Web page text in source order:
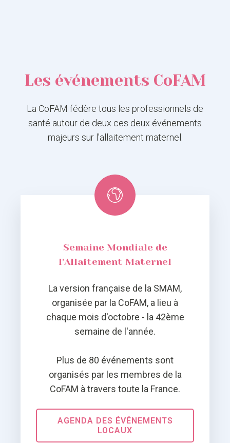
Les événements CoFAM
La CoFAM fédère tous les professionnels de
santé autour de deux ces deux événements
majeurs sur l'allaitement maternel.
Semaine Mondiale de
l'Allaitement Maternel
La version française de la SMAM,
organisée par la CoFAM, a lieu à
chaque mois d'octobre - la 42ème
semaine de l'année.
Plus de 80 événements sont
organisés par les membres de la
CoFAM à travers toute la France.
AGENDA DES ÉVÉNEMENTS
LOCAUX